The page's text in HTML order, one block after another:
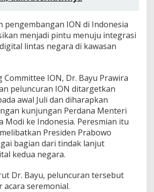
pengembangan ION di Indonesia
menjadi pintu menuju integrasi
lintas negara di kawasan
Committee ION, Dr. Bayu Prawira
peluncuran ION ditargetkan
awal Juli dan diharapkan
kunjungan Perdana Menteri
Modi ke Indonesia. Peresmian itu
Presiden Prabowo
bagian dari tindak lanjut
kedua negara.
Dr. Bayu, peluncuran tersebut
acara seremonial.